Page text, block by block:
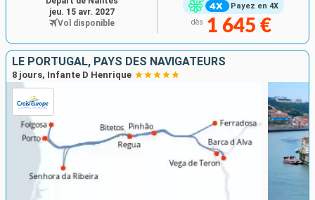
Payez en 4X
dès 1 645 €
jeu. 15 avr. 2027
Vol disponible
LE PORTUGAL, PAYS DES NAVIGATEURS
8 jours, Infante D Henrique